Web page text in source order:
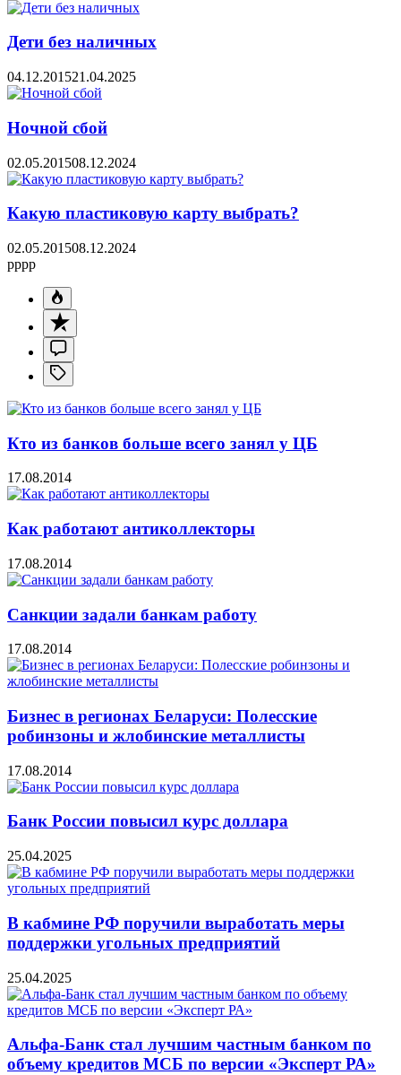
Дети без наличных
04.12.201521.04.2025
Ночной сбой
02.05.201508.12.2024
Какую пластиковую карту выбрать?
02.05.201508.12.2024
pppp
Кто из банков больше всего занял у ЦБ
17.08.2014
Как работают антиколлекторы
17.08.2014
Санкции задали банкам работу
17.08.2014
Бизнес в регионах Беларуси: Полесские
робинзоны и жлобинские металлисты
17.08.2014
Банк России повысил курс доллара
25.04.2025
В кабмине РФ поручили выработать меры
поддержки угольных предприятий
25.04.2025
Альфа-Банк стал лучшим частным банком по
объему кредитов МСБ по версии «Эксперт РА»